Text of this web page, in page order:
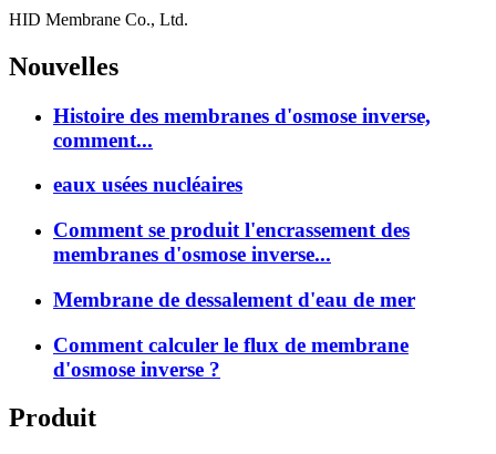
HID Membrane Co., Ltd.
Nouvelles
Histoire des membranes d'osmose inverse,
comment...
eaux usées nucléaires
Comment se produit l'encrassement des
membranes d'osmose inverse...
Membrane de dessalement d'eau de mer
Comment calculer le flux de membrane
d'osmose inverse ?
Produit